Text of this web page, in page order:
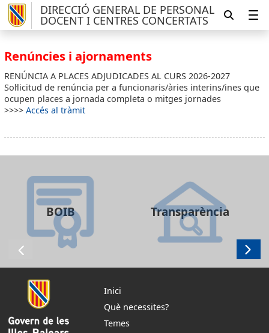
DIRECCIÓ GENERAL DE PERSONAL
DOCENT I CENTRES CONCERTATS
Renúncies i ajornaments
RENÚNCIA A PLACES ADJUDICADES AL CURS 2026-2027
Sol·licitud de renúncia per a funcionaris/àries interins/ines que
ocupen places a jornada completa o mitges jornades
>>>>Accés al tràmit
BOIB Transparència
Inici
Què necessites?
Temes